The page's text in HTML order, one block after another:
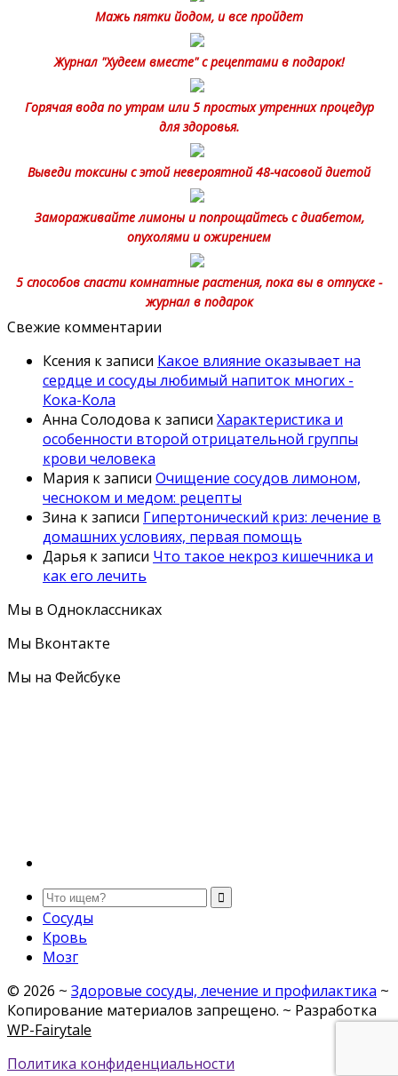
Мажь пятки йодом, и все пройдет
Журнал "Худеем вместе" с рецептами в подарок!
Горячая вода по утрам или 5 простых утренних процедур
для здоровья.
Выведи токсины с этой невероятной 48-часовой диетой
Замораживайте лимоны и попрощайтесь с диабетом,
опухолями и ожирением
5 способов спасти комнатные растения, пока вы в отпуске -
журнал в подарок
Свежие комментарии
Ксения к записи Какое влияние оказывает на
сердце и сосуды любимый напиток многих -
Кока-Кола
Анна Солодова к записи Характеристика и
особенности второй отрицательной группы
крови человека
Мария к записи Очищение сосудов лимоном,
чесноком и медом: рецепты
Зина к записи Гипертонический криз: лечение в
домашних условиях, первая помощь
Дарья к записи Что такое некроз кишечника и
как его лечить
Мы в Одноклассниках
Мы Вконтакте
Мы на Фейсбуке
Сосуды
Кровь
Мозг
© 2026 ~ Здоровые сосуды, лечение и профилактика ~
Копирование материалов запрещено. ~ Разработка
WP-Fairytale
Политика конфиденциальности